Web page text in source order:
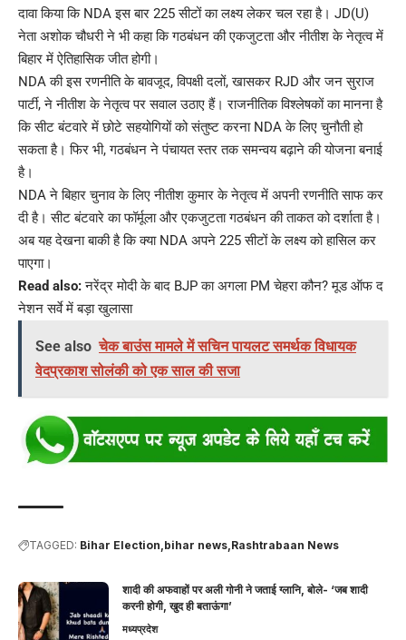
दावा किया कि NDA इस बार 225 सीटों का लक्ष्य लेकर चल रहा है। JD(U)
नेता अशोक चौधरी ने भी कहा कि गठबंधन की एकजुटता और नीतीश के नेतृत्व में
बिहार में ऐतिहासिक जीत होगी।
NDA की इस रणनीति के बावजूद, विपक्षी दलों, खासकर RJD और जन सुराज
पार्टी, ने नीतीश के नेतृत्व पर सवाल उठाए हैं। राजनीतिक विश्लेषकों का मानना है
कि सीट बंटवारे में छोटे सहयोगियों को संतुष्ट करना NDA के लिए चुनौती हो
सकता है। फिर भी, गठबंधन ने पंचायत स्तर तक समन्वय बढ़ाने की योजना बनाई
है।
NDA ने बिहार चुनाव के लिए नीतीश कुमार के नेतृत्व में अपनी रणनीति साफ कर
दी है। सीट बंटवारे का फॉर्मूला और एकजुटता गठबंधन की ताकत को दर्शाता है।
अब यह देखना बाकी है कि क्या NDA अपने 225 सीटों के लक्ष्य को हासिल कर
पाएगा।
Read also: नरेंद्र मोदी के बाद BJP का अगला PM चेहरा कौन? मूड ऑफ द
नेशन सर्वे में बड़ा खुलासा
See also चेक बाउंस मामले में सचिन पायलट समर्थक विधायक
वेदप्रकाश सोलंकी को एक साल की सजा
TAGGED: Bihar Election bihar news Rashtrabaan News
शादी की अफवाहों पर अली गोनी ने जताई ग्लानि, बोले- ‘जब शादी
करनी होगी, खुद ही बताऊंगा’
मध्यप्रदेश